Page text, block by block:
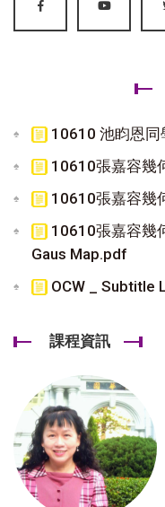
10610 池盷恩
10610張嘉容幾
10610張嘉容幾
10610張嘉容幾
Gaus Map.pdf
OCW _ Subtitle
課程資訊